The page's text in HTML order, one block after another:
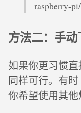
raspberry-pi/
方法二：手
如果你更习惯
同样可行。有
你希望使用其他